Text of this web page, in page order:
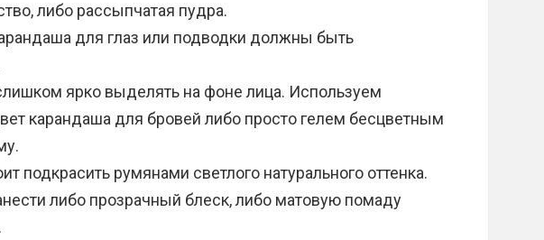
либо рассыпчатая пудра.
для глаз или подводки должны быть
ярко выделять на фоне лица. Используем
карандаша для бровей либо просто гелем бесцветным
подкрасить румянами светлого натурального оттенка.
либо прозрачный блеск, либо матовую помаду